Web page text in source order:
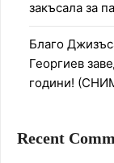
закъсала за
Благо
Георгиев
години!
Recent